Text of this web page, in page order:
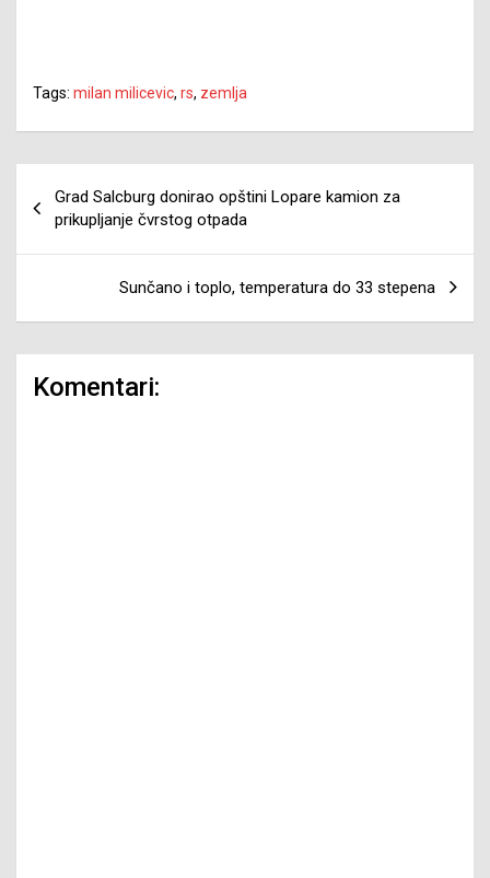
Tags: milan milicevic, rs, zemlja
članaka
Grad Salcburg donirao opštini Lopare kamion za
prikupljanje čvrstog otpada
Sunčano i toplo, temperatura do 33 stepena
Komentari: